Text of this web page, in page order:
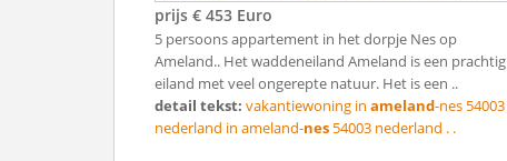
prijs € 453 Euro
5 persoons appartement in het dorpje Nes op
Ameland.. Het waddeneiland Ameland is een prachtig
eiland met veel ongerepte natuur. Het is een ..
detail tekst: vakantiewoning in ameland-nes 54003
nederland in ameland-nes 54003 nederland . .